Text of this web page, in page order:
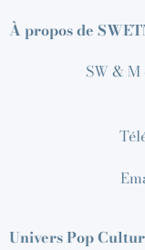
À propos de
SW & M
Univers Pop